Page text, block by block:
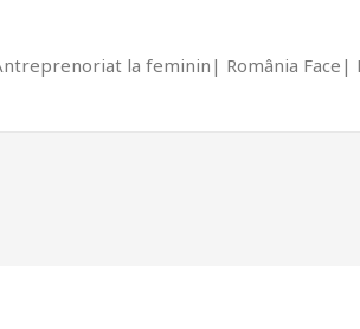
la feminin România Face